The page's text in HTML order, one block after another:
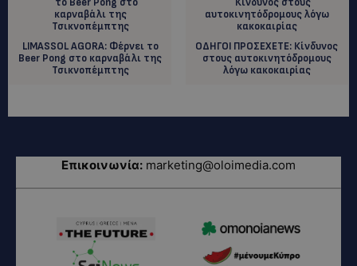
LIMASSOL AGORA: Φέρνει το
Beer Pong στο καρναβάλι της
Τσικνοπέμπτης
ΟΔΗΓΟΙ ΠΡΟΣΕΧΕΤΕ: Κίνδυνος
στους αυτοκινητόδρομους
λόγω κακοκαιρίας
Επικοινωνία: marketing@oloimedia.com